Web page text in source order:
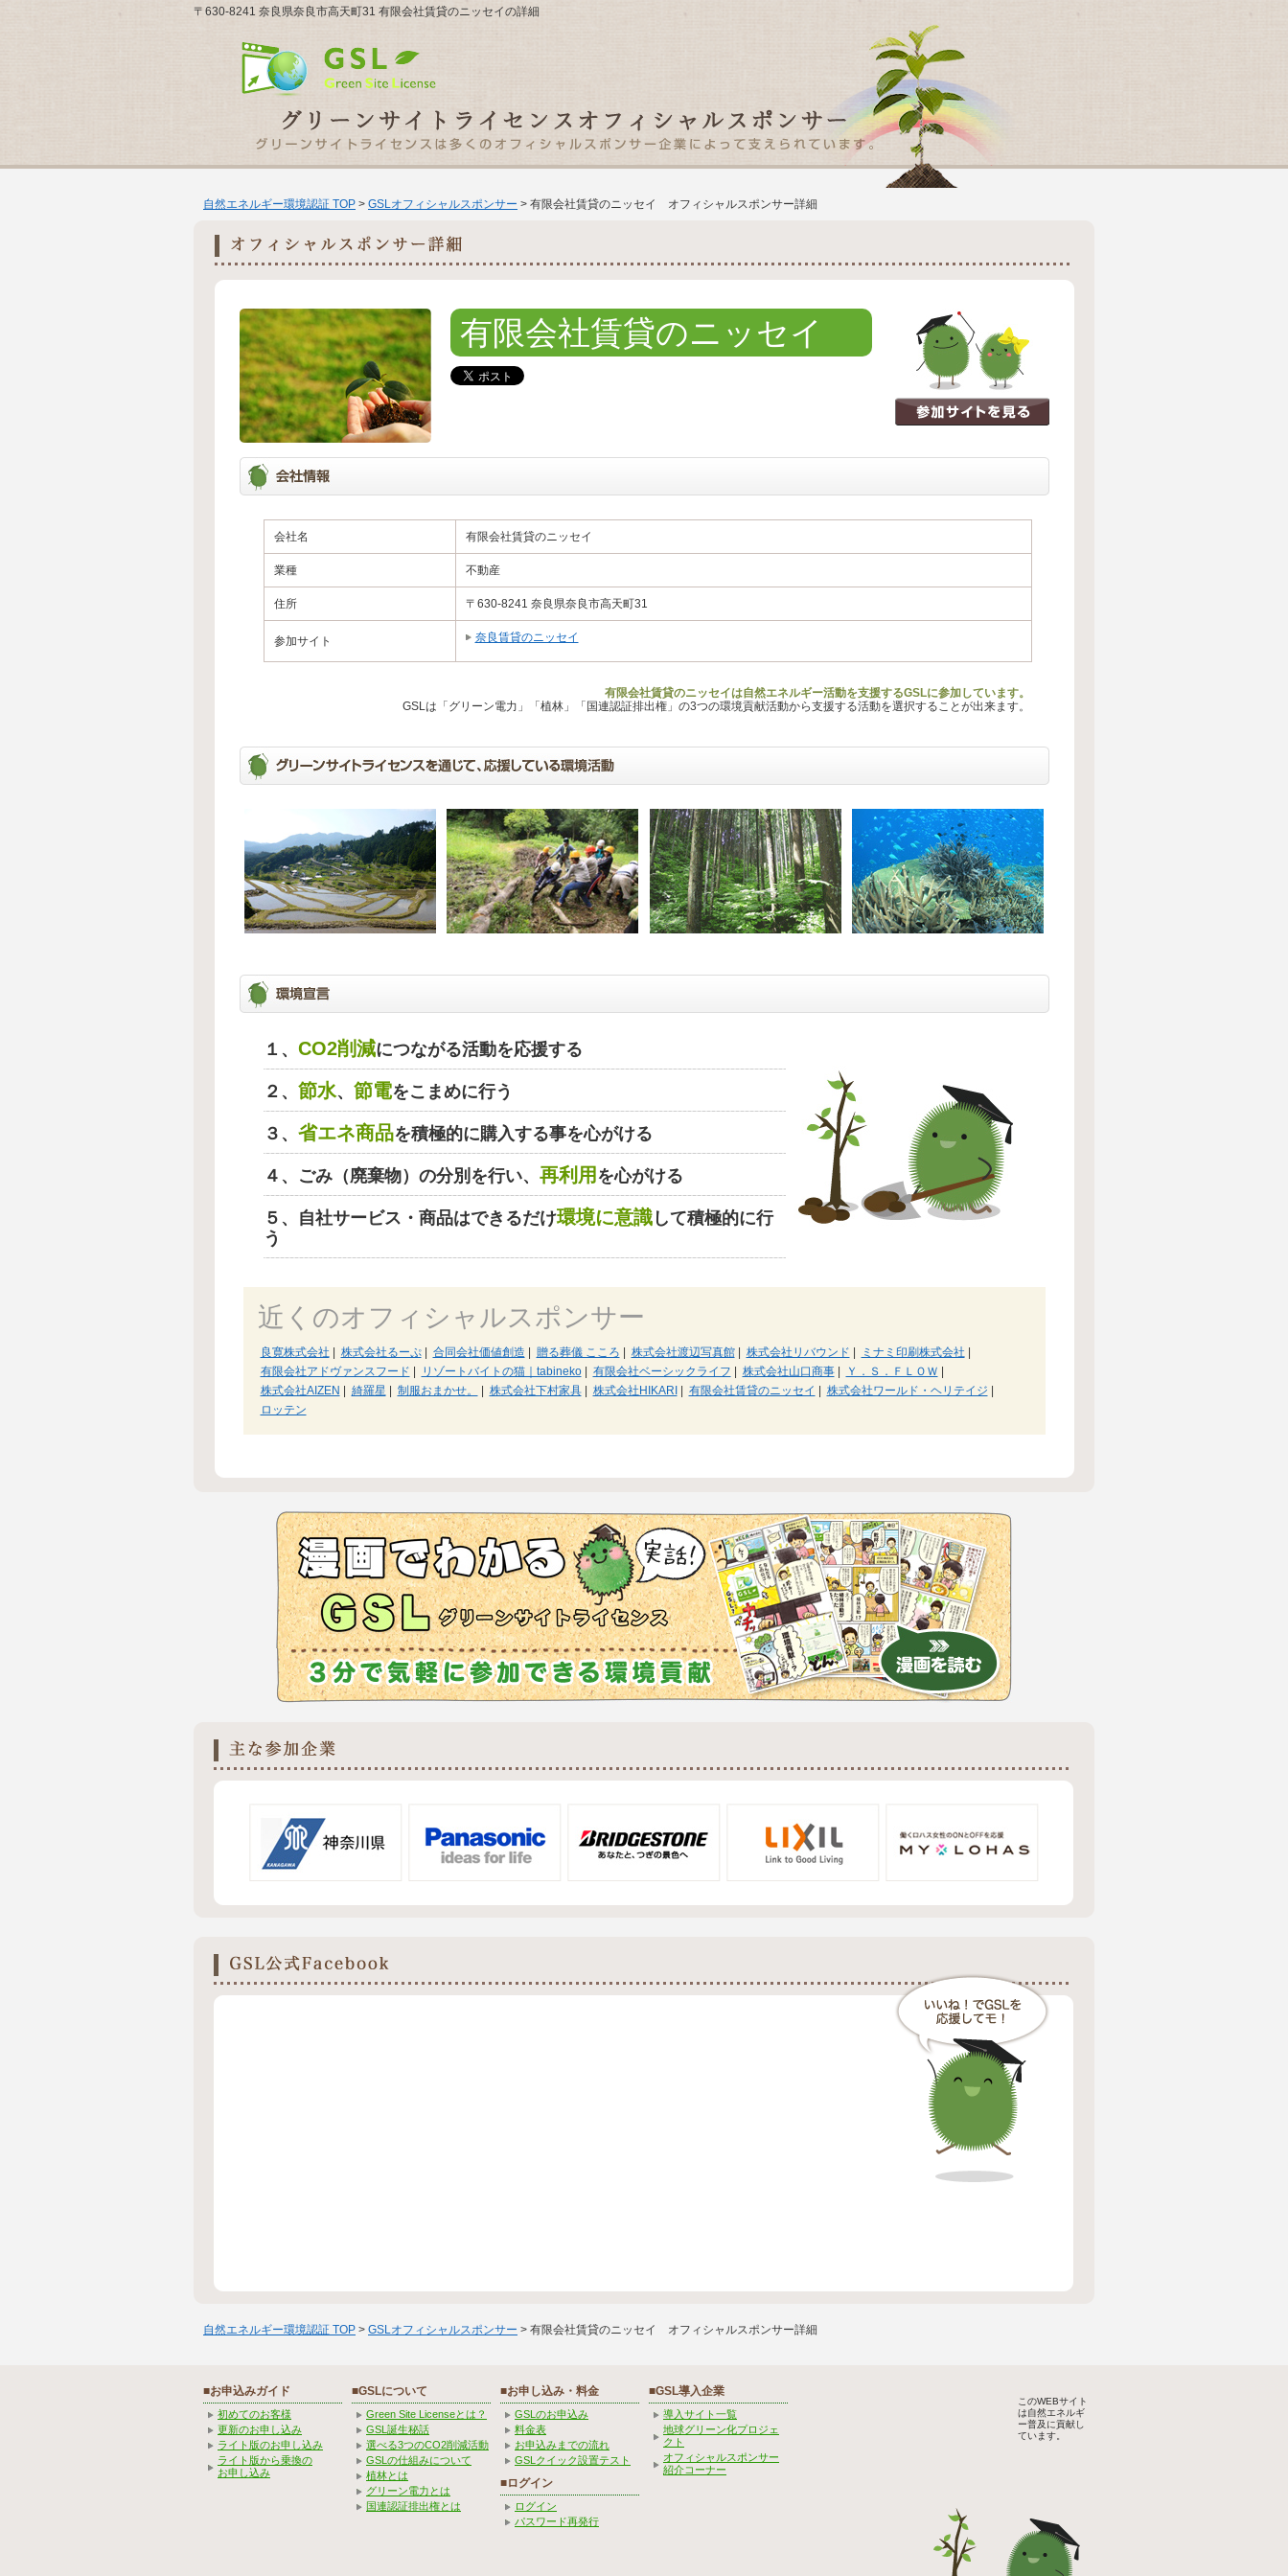
〒630-8241 奈良県奈良市高天町31 有限会社賃貸のニッセイの詳細
自然エネルギー環境認証 TOP > GSLオフィシャルスポンサー > 有限会社賃貸のニッセイ オフィシャルスポンサー詳細
有限会社賃貸のニッセイ
会社名 有限会社賃貸のニッセイ
業種 不動産
住所 〒630-8241 奈良県奈良市高天町31
参加サイト 奈良賃貸のニッセイ
有限会社賃貸のニッセイは自然エネルギー活動を支援するGSLに参加しています。
GSLは「グリーン電力」「植林」「国連認証排出権」の3つの環境貢献活動から支援する活動を選択することが出来ます。
１、 CO2削減につながる活動を応援する
２、 節水、 節電をこまめに行う
３、 省エネ商品を積極的に購入する事を心がける
４、ごみ（廃棄物）の分別を行い、 再利用 を心がける
５、自社サービス・商品はできるだけ環境に意識して積極的に行
う
近くのオフィシャルスポンサー
良寛株式会社 株式会社るーぷ| 合同会社価値創造 贈る葬儀 こころ 株式会社渡辺写真館| 株式会社リバウンド ミナミ印刷株式会社
有限会社アドヴァンスフード
リゾートバイトの猫｜tabineko| 有限会社ベーシックライフ 株式会社山口商事| Ｙ．Ｓ．ＦＬＯＷ
株式会社AIZEN
綺羅星 制服おまかせ。 株式会社下村家具| 株式会社HIKARI 有限会社賃貸のニッセイ 株式会社ワールド・ヘリテイジ
ロッテン
自然エネルギー環境認証 TOP > GSLオフィシャルスポンサー > 有限会社賃貸のニッセイ オフィシャルスポンサー詳細
■お申込みガイド
初めてのお客様
更新のお申し込み
ライト版のお申し込み
ライト版から乗換の
お申し込み
■GSLについて
Green Site Licenseとは？
GSL誕生秘話
選べる3つのCO2削減活動
GSLの仕組みについて
植林とは
グリーン電力とは
国連認証排出権とは
■お申し込み・料金
GSLのお申込み
料金表
お申込みまでの流れ
GSLクイック設置テスト
■ログイン
ログイン
パスワード再発行
■GSL導入企業
導入サイト一覧
地球グリーン化プロジェ
クト
オフィシャルスポンサー
紹介コーナー
このWEBサイト
は自然エネルギ
ー普及に貢献し
ています。